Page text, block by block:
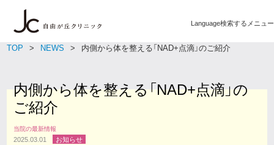
Language検索するメニュー
TOP NEWS 内側から体を整える「NAD+点滴」のご紹介
内側から体を整える「NAD+点滴」の
ご紹介
当院の最新情報
2025.03.01 お知らせ